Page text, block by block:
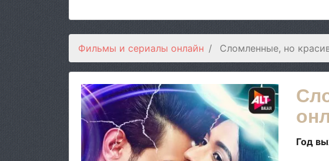
Фильмы и сериалы онлайн Сломленные, но
Год